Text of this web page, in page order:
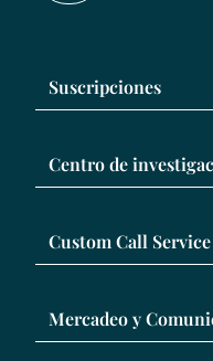
Suscripciones
Centro de
Custom Call Service
Mercadeo y